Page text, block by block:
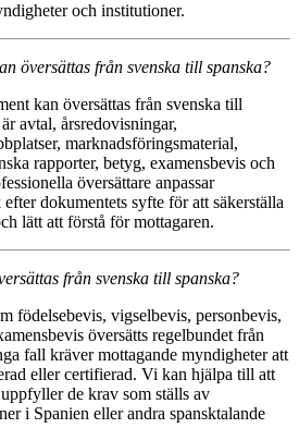
och institutioner.
översättas från svenska till spanska?
kan översättas från svenska till
avtal, årsredovisningar,
marknadsföringsmaterial,
rapporter, betyg, examensbevis och
översättare anpassar
dokumentets syfte för att säkerställa
lätt att förstå för mottagaren.
från svenska till spanska?
födelsebevis, vigselbevis, personbevis,
översätts regelbundet från
fall kräver mottagande myndigheter att
eller certifierad. Vi kan hjälpa till att
de krav som ställs av
i Spanien eller andra spansktalande